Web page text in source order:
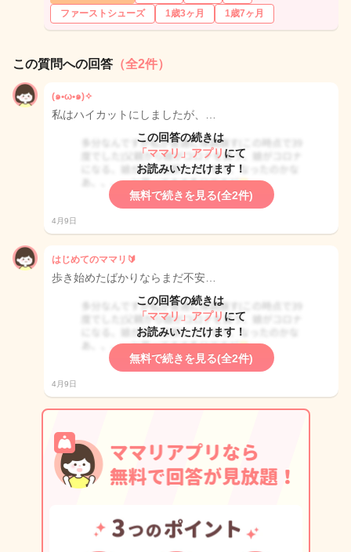
ファーストシューズ
1歳3ヶ月 1歳7ヶ月
この質問への回答 （全2件）
(๑•ω•๑)✧
私はハイカットにしましたが、…
この回答の続きは
「ママリ」アプリ にて
お読みいただけます！
無料で続きを見る(全2件)
4月9日
はじめてのママリ🔰
歩き始めたばかりならまだ不安…
この回答の続きは
「ママリ」アプリ にて
お読みいただけます！
無料で続きを見る(全2件)
4月9日